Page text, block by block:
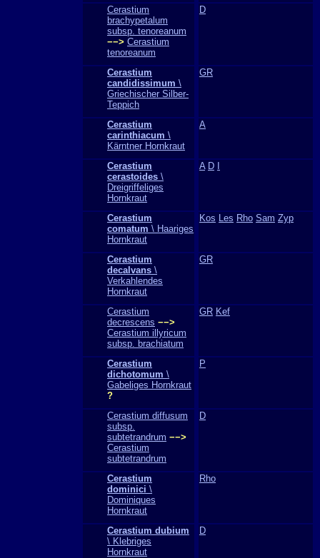
Cerastium
brachypetalum
subsp. tenoreanum
−−> Cerastium
tenoreanum
D
Cerastium
candidissimum \
Griechischer Silber-
Teppich
GR
Cerastium
carinthiacum \
Kärntner Hornkraut
A
Cerastium
cerastoides \
Dreigriffeliges
Hornkraut
A D
Cerastium
comatum \ Haariges
Hornkraut
Kos Les Rho Sam Zyp
Cerastium
decalvans \
Verkahlendes
Hornkraut
GR
Cerastium
decrescens −−>
Cerastium illyricum
subsp. brachiatum
GR Kef
Cerastium
dichotomum \
Gabeliges Hornkraut
?
P
Cerastium diffusum
subsp.
subtetrandrum −−>
Cerastium
subtetrandrum
D
Cerastium
dominici \
Dominiques
Hornkraut
Rho
Cerastium dubium
\ Klebriges
Hornkraut
D